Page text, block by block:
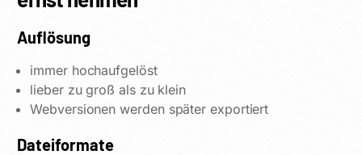
Auflösung
immer hochaufgelöst
lieber zu groß als zu klein
Webversionen werden später exportiert
Dateiformate